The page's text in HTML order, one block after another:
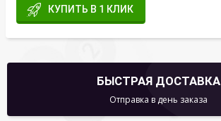
КУПИТЬ В 1 КЛИК
БЫСТРАЯ ДОСТАВКА
Отправка в день заказа